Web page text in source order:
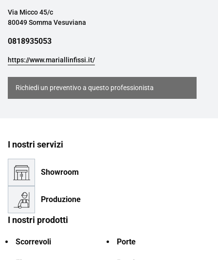
Via Micco 45/c
80049 Somma Vesuviana
0818935053
https://www.mariallinfissi.it/
Richiedi un preventivo a questo professionista
I nostri servizi
Showroom
Produzione
I nostri prodotti
Scorrevoli Porte